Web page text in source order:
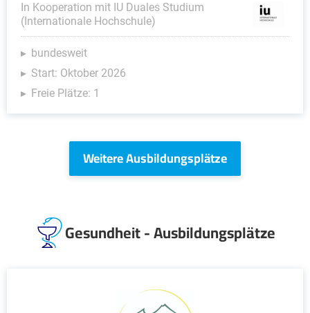
In Kooperation mit IU Duales Studium
(Internationale Hochschule)
bundesweit
Start: Oktober 2026
Freie Plätze: 1
Weitere Ausbildungsplätze
Gesundheit - Ausbildungsplätze